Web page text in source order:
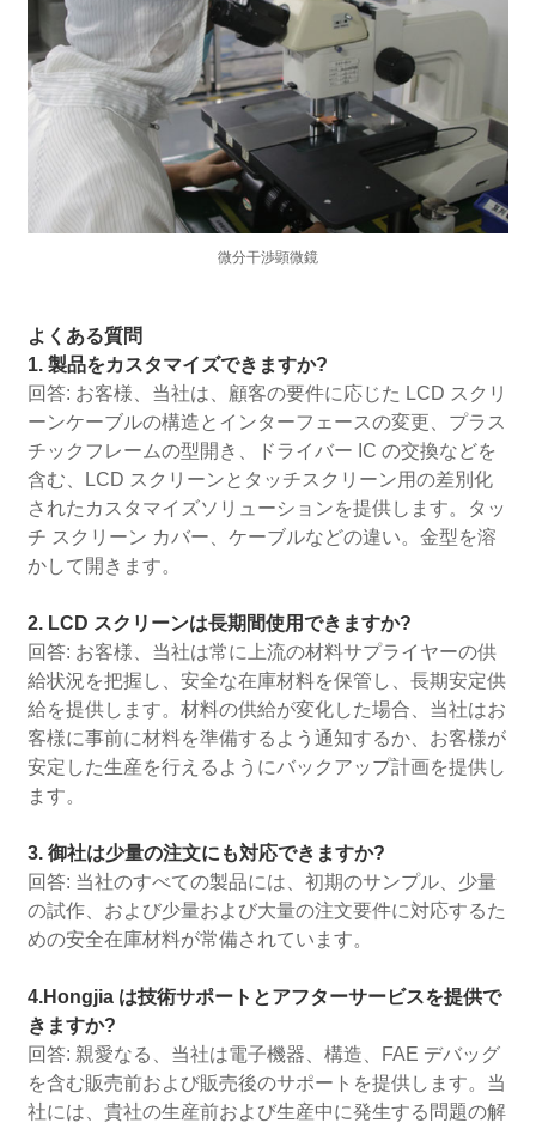
微分干渉顕微鏡
よくある質問
1. 製品をカスタマイズできますか?
回答: お客様、当社は、顧客の要件に応じた LCD スクリ
ーンケーブルの構造とインターフェースの変更、プラス
チックフレームの型開き、ドライバー IC の交換などを
含む、LCD スクリーンとタッチスクリーン用の差別化
されたカスタマイズソリューションを提供します。タッ
チ スクリーン カバー、ケーブルなどの違い。金型を溶
かして開きます。
2. LCD スクリーンは長期間使用できますか?
回答: お客様、当社は常に上流の材料サプライヤーの供
給状況を把握し、安全な在庫材料を保管し、長期安定供
給を提供します。材料の供給が変化した場合、当社はお
客様に事前に材料を準備するよう通知するか、お客様が
安定した生産を行えるようにバックアップ計画を提供し
ます。
3. 御社は少量の注文にも対応できますか?
回答: 当社のすべての製品には、初期のサンプル、少量
の試作、および少量および大量の注文要件に対応するた
めの安全在庫材料が常備されています。
4.Hongjia は技術サポートとアフターサービスを提供で
きますか?
回答: 親愛なる、当社は電子機器、構造、FAE デバッグ
を含む販売前および販売後のサポートを提供します。当
社には、貴社の生産前および生産中に発生する問題の解